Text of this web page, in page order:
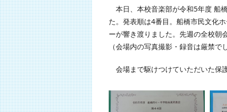
本日、本校音楽部が令和5年度 船
た。発表順は4番目。船橋市民文化
ーが響き渡りました。先週の全校朝
（会場内の写真撮影・録音は厳禁で
会場まで駆けつけていただいた保